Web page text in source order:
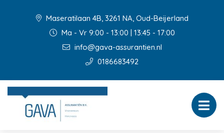
Maseratilaan 4B, 3261 NA, Oud-Beijerland
Ma - Vr 9:00 - 13:00 | 13:45 - 17:00
info@gava-assurantien.nl
0186683492